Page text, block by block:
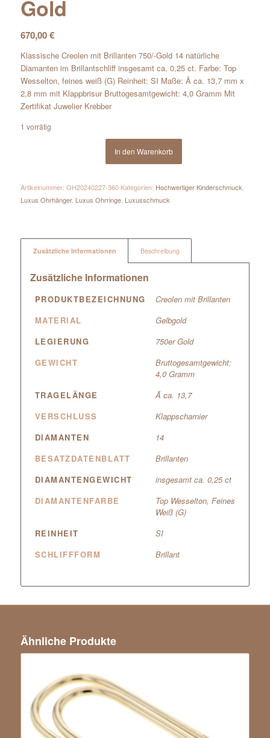
Gold
670,00€
Klassische Creolen mit Brillanten 750/-Gold 14 natürliche
Diamanten im Brillantschliff insgesamt ca. 0,25 ct. Farbe: Top
Wesselton, feines weiß (G) Reinheit: SI Maße: Ã ca. 13,7 mm x
2,8 mm mit Klappbrisur Bruttogesamtgewicht: 4,0 Gramm Mit
Zertifikat Juwelier Krebber
1 vorrätig
In den Warenkorb
Artikelnummer: OH20240227-360 Kategorien: Hochwertiger Kinderschmuck,
Luxus Ohrhänger, Luxus Ohrringe, Luxusschmuck
Zusätzliche Informationen Beschreibung
Zusätzliche Informationen
PRODUKTBEZEICHNUNG
Creolen mit Brillanten
MATERIAL
Gelbgold
LEGIERUNG
750er Gold
GEWICHT
Bruttogesamtgewicht:
4,0 Gramm
TRAGELÄNGE
Ã ca. 13,7
VERSCHLUSS
Klappscharnier
DIAMANTEN
14
BESATZDATENBLATT
Brillanten
DIAMANTENGEWICHT
insgesamt ca. 0,25 ct
DIAMANTENFARBE
Top Wesselton, Feines
Weiß (G)
REINHEIT
SI
SCHLIFFFORM
Brillant
Ähnliche Produkte